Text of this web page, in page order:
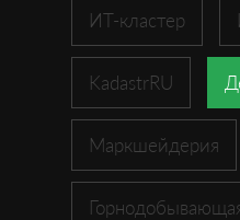
ИТ-кластер
KadastrRU
Маркшейдерия